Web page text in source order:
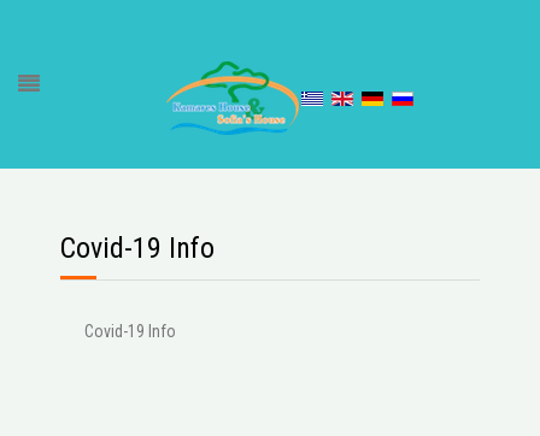
Covid-19 Info
Covid-19 Info